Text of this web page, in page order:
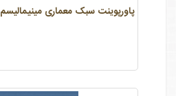
پاورپوینت سبک معماری مینیمالیسم